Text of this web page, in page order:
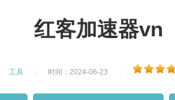
红客加速器vn
工具 时间：2024-06-23